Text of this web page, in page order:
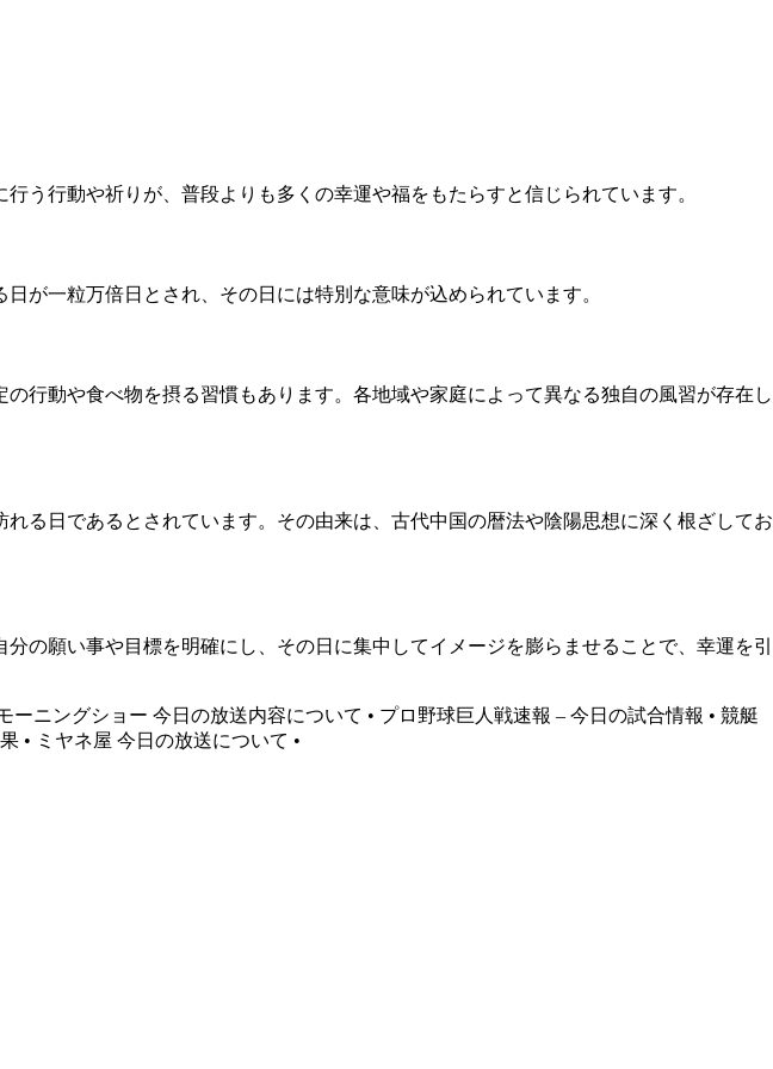
う行動や祈りが、普段よりも多くの幸運や福をもたらすと信じられています。
が一粒万倍日とされ、その日には特別な意味が込められています。
行動や食べ物を摂る習慣もあります。各地域や家庭によって異なる独自の風習が存在し
る日であるとされています。その由来は、古代中国の暦法や陰陽思想に深く根ざしてお
の願い事や目標を明確にし、その日に集中してイメージを膨らませることで、幸運を引
ーニングショー 今日の放送内容について • プロ野球巨人戦速報 – 今日の試合情報 • 競艇
• ミヤネ屋 今日の放送について •